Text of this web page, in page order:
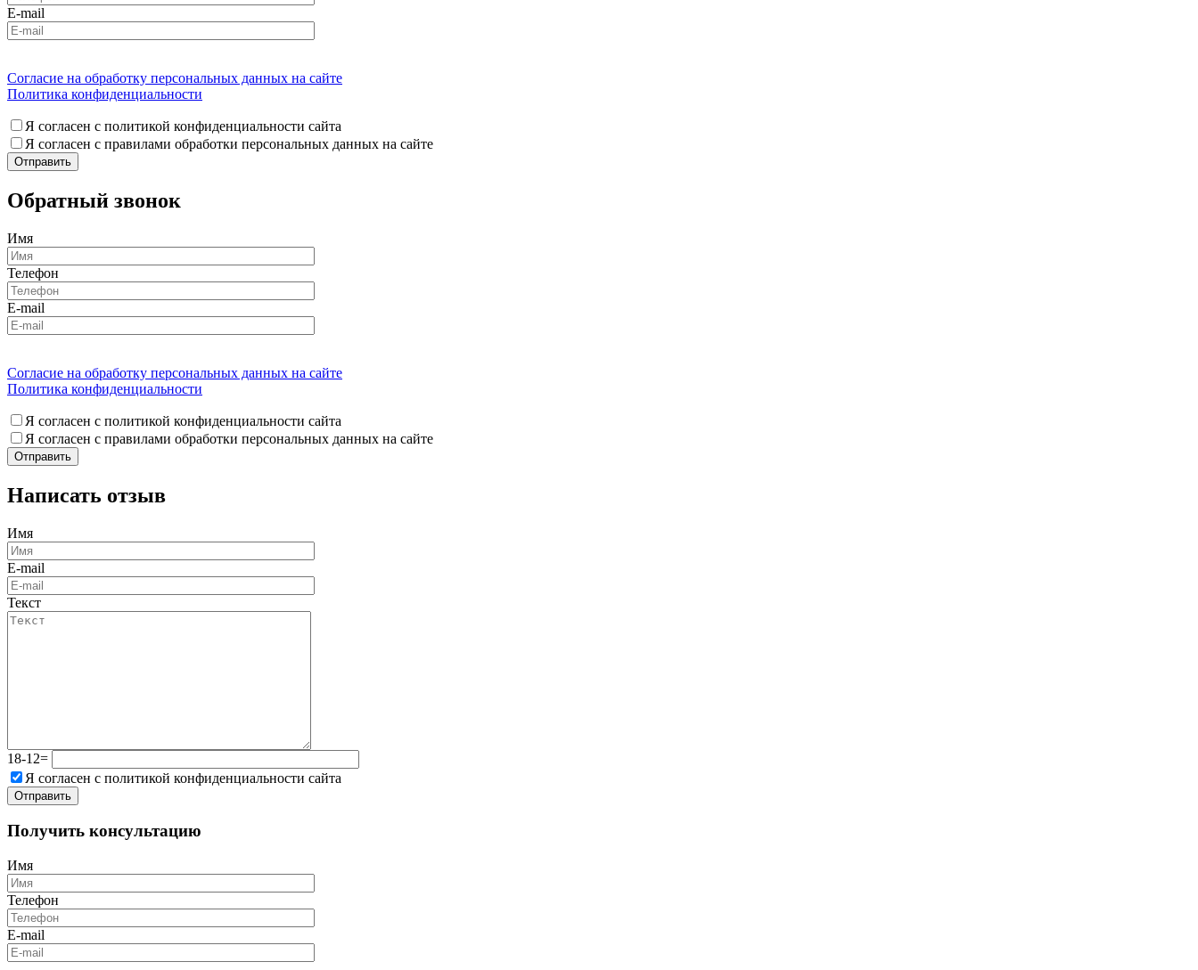
E-mail
Согласие на обработку персональных данных на сайте
Политика конфиденциальности
Я согласен с политикой конфиденциальности сайта
Я согласен с правилами обработки персональных данных на сайте
Обратный звонок
Имя
Телефон
E-mail
Согласие на обработку персональных данных на сайте
Политика конфиденциальности
Я согласен с политикой конфиденциальности сайта
Я согласен с правилами обработки персональных данных на сайте
Написать отзыв
Имя
E-mail
Текст
18-12=
Я согласен с политикой конфиденциальности сайта
Получить консультацию
Имя
Телефон
E-mail